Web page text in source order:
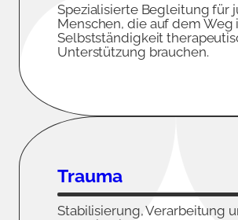
Spezialisierte Begleitung für
Menschen, die auf dem Weg
Selbstständigkeit
Unterstützung brauchen.
Trauma
Stabilisierung, Verarbeitung